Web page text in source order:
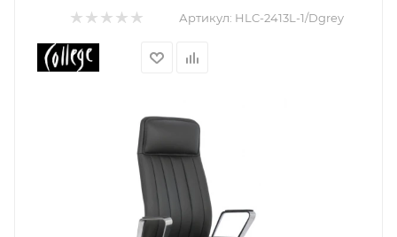
Артикул: HLC-2413L-1/Dgrey